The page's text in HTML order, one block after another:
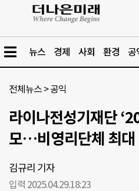
뉴스 경제 사회 환경 공
전체뉴스 >공익
라이나전성기재단
모…비영리단체 최대
김규리 기자
입력 2025.04.29.18:23